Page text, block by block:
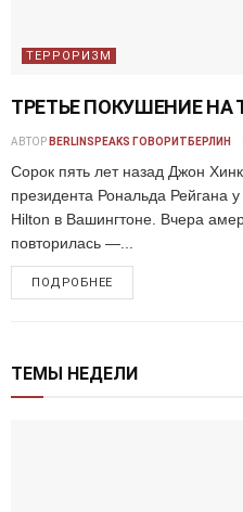
ТЕРРОРИЗМ
ТРЕТЬЕ ПОКУШЕНИЕ НА
АВТОР BERLINSPEAKS ГОВОРИТБЕРЛИН
Сорок пять лет назад Джон
президента Рональда Рейгана
Hilton в Вашингтоне. Вчера
повторилась —...
ПОДРОБНЕЕ
ТЕМЫ НЕДЕЛИ